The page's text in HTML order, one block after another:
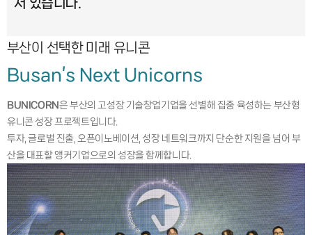
서 있습니다.
부산이 선택한 미래 유니콘
Busan’s Next Unicorns
BUNICORN 은 부산의 고성장 기술창업기업을 선별해 집중 육성하는 부산형
유니콘 성장 프로젝트입니다.
투자, 글로벌 진출, 오픈이노베이션, 성장 네트워크까지 단순한 지원을 넘어 부
산을 대표할 앵커기업으로의 성장을 함께합니다.